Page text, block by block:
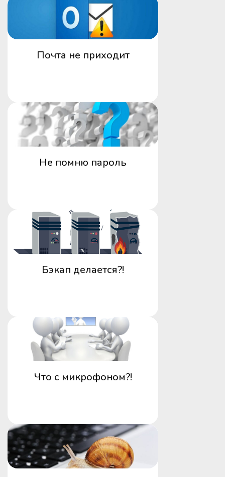
Почта не приходит
Не помню пароль
Бэкап делается?!
Что с микрофоном?!